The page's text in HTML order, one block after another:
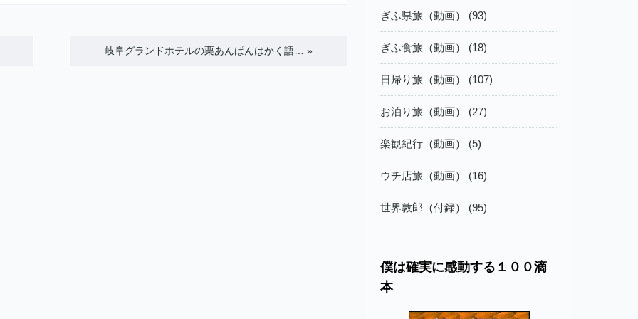
岐阜グランドホテルの栗あんぱんはかく語… »
ぎふ県旅（動画） (93)
ぎふ食旅（動画） (18)
日帰り旅（動画） (107)
お泊り旅（動画） (27)
楽観紀行（動画） (5)
ウチ店旅（動画） (16)
世界敦郎（付録） (95)
僕は確実に感動する１００滴
本